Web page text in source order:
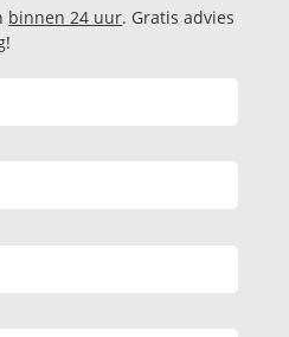
binnen 24 uur. Gratis advies